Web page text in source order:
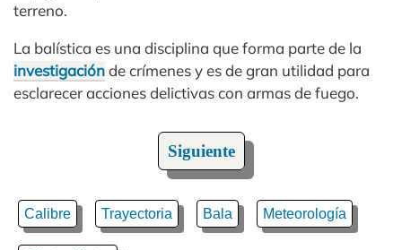
terreno.
La balística es una disciplina que forma parte de la
investigaciónde crímenes y es de gran utilidad para
esclarecer acciones delictivas con armas de fuego.
Siguiente
Calibre Trayectoria Bala Meteorología